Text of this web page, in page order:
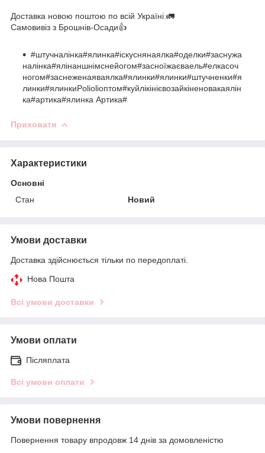
Доставка новою поштою по всій Україні.🚛
Самовивіз з Брошнів-Осади👍
#штучналінка#ялинка#іскуснянаялка#оделки#заснужа
налінка#ялінаншнімснейогом#засноїжаєваель#елкасоч
ногом#заснеженаяваялка#ялинки#ялинки#штучненки#я
линки#ялинкиPolioliоптом#куйлікінієвозайкіненовакаялін
ка#артика#ялинка Артика#
Приховати
Характеристики
Основні
Стан
Новий
Умови доставки
Доставка здійснюється тільки по передоплаті.
Нова Пошта
Всі умови доставки
Умови оплати
Післяплата
Всі умови оплати
Умови повернення
Повернення товару впродовж 14 днів за домовленістю